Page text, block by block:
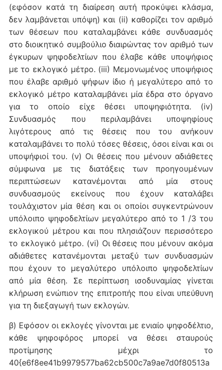
(εφόσον κατά τη διαίρεση αυτή προκύψει κλάσμα,
δεν λαμβάνεται υπόψη) και (ii) καθορίζει τον αριθμό
των θέσεων που καταλαμβάνει κάθε συνδυασμός
στο διοικητικό συμβούλιο διαιρώντας τον αριθμό των
έγκυρων ψηφοδελτίων που έλαβε κάθε υποψήφιος
με το εκλογικό μέτρο. (iii) Μεμονωμένος υποψήφιος
που έλαβε αριθμό ψήφων ίδιο ή μεγαλύτερο από το
εκλογικό μέτρο καταλαμβάνει μία έδρα στο όργανο
για το οποίο είχε θέσει υποψηφιότητα. (iv)
Συνδυασμός που περιλαμβάνει υποψηφίους
λιγότερους από τις θέσεις που του ανήκουν
καταλαμβάνει το πολύ τόσες θέσεις, όσοι είναι και οι
υποψήφιοί του. (ν) Οι θέσεις που μένουν αδιάθετες
σύμφωνα με τις διατάξεις των προηγουμένων
περιπτώσεων κατανέμονται από μία στους
συνδυασμούς εκείνους που έχουν καταλάβει
τουλάχιστον μία θέση και οι οποίοι συγκεντρώνουν
υπόλοιπο ψηφοδελτίων μεγαλύτερο από το 1 /3 του
εκλογικού μέτρου και που πλησιάζουν περισσότερο
το εκλογικό μέτρο. (vi) Οι θέσεις που μένουν ακόμα
αδιάθετες κατανέμονται μεταξύ των συνδυασμών
που έχουν το μεγαλύτερο υπόλοιπο ψηφοδελτίων
από μία θέση. Σε περίπτωση ισοδυναμίας γίνεται
κλήρωση ενώπιον της επιτροπής που είναι υπεύθυνη
για τη διεξαγωγή των εκλογών.
β) Εφόσον οι εκλογές γίνονται με ενιαίο ψηφοδέλτιο,
κάθε ψηφοφόρος μπορεί να θέσει σταυρούς
προτίμησης μέχρι το
40{e6f8ee41b9979577ba62cb500c7a9ae7d0f80513a